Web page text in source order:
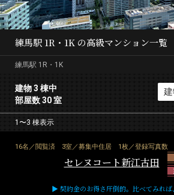
練馬駅 1R・1K の高級マンション一覧
練馬駅 1R・1K
建物 3 棟中
部屋数 30 室
1〜3 棟表示
16名／閲覧済 3室／募集中住居 1枚／登録写真数
セレヌコート新江古田
▶ 契約金のお得さ圧倒的。比べてみれ